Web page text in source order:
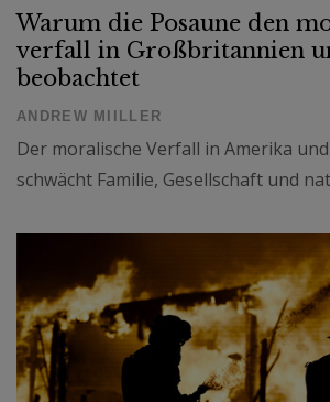
Warum die Posaune den
verfall in Großbritannien
beobachtet
ANDREW MIILLER
Der moralische Verfall in Amerika
schwächt Familie, Gesellschaft und